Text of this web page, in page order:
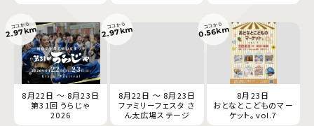
8月22日 ～ 8月23日
第31回 うらじゃ
2026
ココから
2.97km
8月22日 ～ 8月23日
ファミリーフェスタ さ
ん太広場ステージ
ココから
2.97km
8月23日
おとなとこどものマー
ケット。vol.7
ココから
0.56km